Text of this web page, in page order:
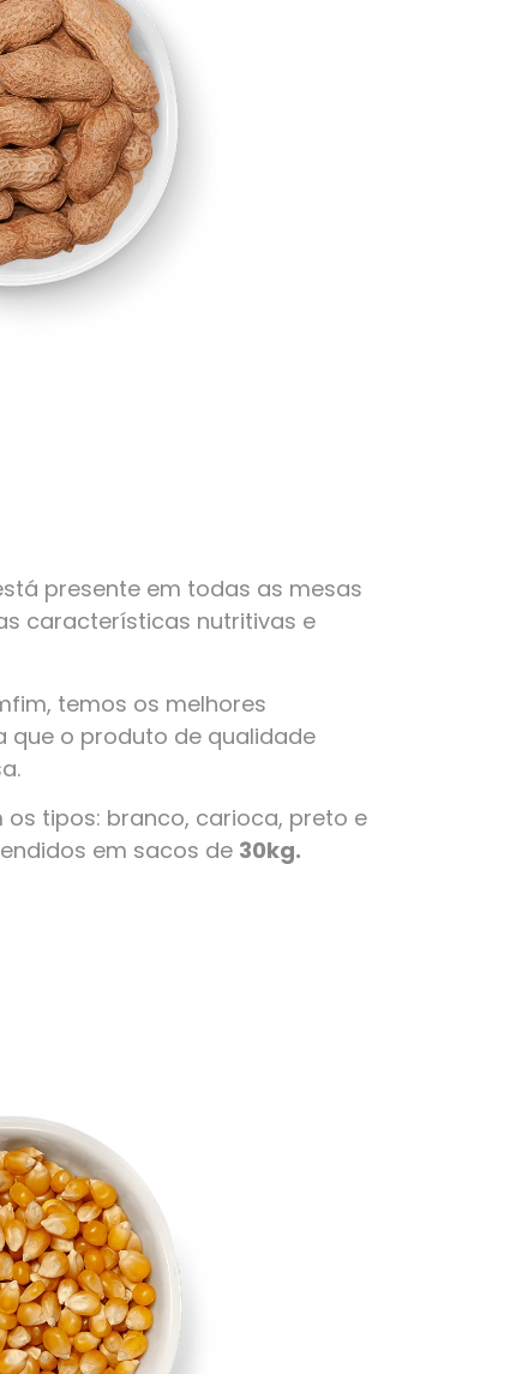
presente em todas as mesas
características nutritivas e
temos os melhores
que o produto de qualidade
tipos: branco, carioca, preto e
em sacos de 30kg.